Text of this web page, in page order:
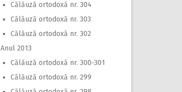
Călăuză ortodoxă nr. 304
Călăuză ortodoxă nr. 303
Călăuză ortodoxă nr. 302
Anul 2013
Călăuză ortodoxă nr. 300-301
Călăuză ortodoxă nr. 299